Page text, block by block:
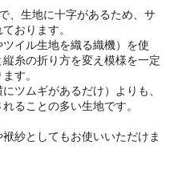
、生地に十字があるため、サ
おります。
イル生地を織る織機）を使
糸の折り方を変え模様を一定
す。
ツムギがあるだけ）よりも、
ることの多い生地です。
紗としてもお使いいただけま